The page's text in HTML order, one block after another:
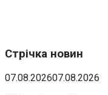
Стрічка новин
07.08.202607.08.2026